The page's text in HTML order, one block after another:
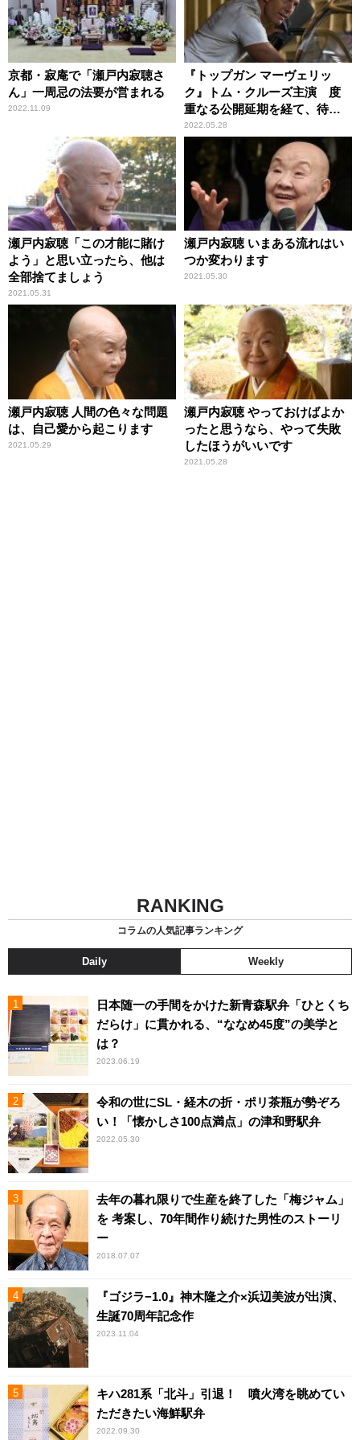
京都・寂庵で「瀬戸内寂聴さ
ん」一周忌の法要が営まれる
2022.11.09
『トップガン マーヴェリッ
ク』トム・クルーズ主演 度
重なる公開延期を経て、待望
のスクリーンへ
2022.05.28
瀬戸内寂聴「この才能に賭け
よう」と思い立ったら、他は
全部捨てましょう
2021.05.31
瀬戸内寂聴 いまある流れはい
つか変わります
2021.05.30
瀬戸内寂聴 人間の色々な問題
は、自己愛から起こります
2021.05.29
瀬戸内寂聴 やっておけばよか
ったと思うなら、やって失敗
したほうがいいです
2021.05.28
RANKING
コラムの人気記事ランキング
Daily Weekly
日本随一の手間をかけた新青森駅弁「ひとくち
だらけ」に貫かれる、“ななめ45度”の美学と
は？
2023.06.19
令和の世にSL・経木の折・ポリ茶瓶が勢ぞろ
い！「懐かしさ100点満点」の津和野駅弁
2022.05.30
去年の暮れ限りで生産を終了した「梅ジャム」
を 考案し、70年間作り続けた男性のストーリ
ー
2018.07.07
『ゴジラ−1.0』神木隆之介×浜辺美波が出演、
生誕70周年記念作
2023.11.04
キハ281系「北斗」引退！ 噴火湾を眺めてい
ただきたい海鮮駅弁
2022.09.30